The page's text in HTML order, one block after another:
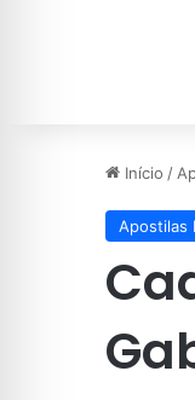
Início /
Apostilas